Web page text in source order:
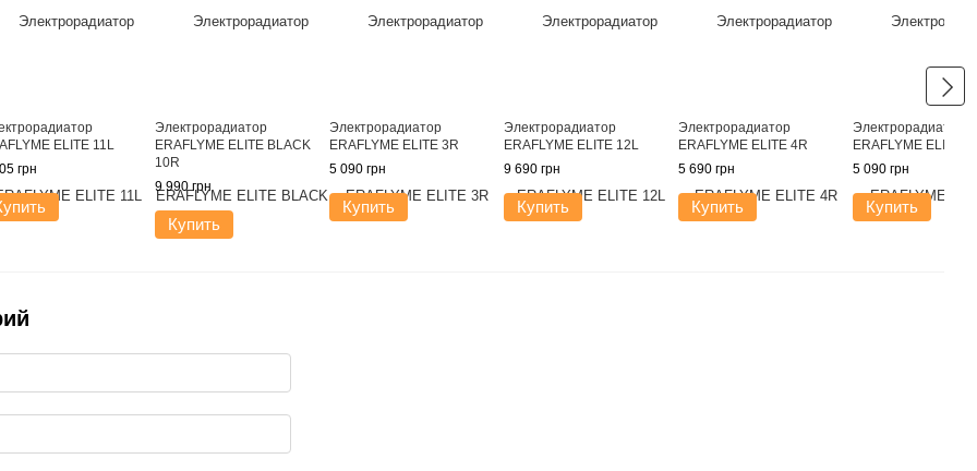
ELITE 11L
грн
Электрорадиатор
ERAFLYME ELITE BLACK
10R
9 990 грн
Купить
Электрорадиатор
ERAFLYME ELITE 3R
5 090 грн
Купить
Электрорадиатор
ERAFLYME ELITE 12L
9 690 грн
Купить
Электрорадиатор
ERAFLYME ELITE 4R
5 690 грн
Купить
Электрорадиатор
ERAFLYME ELITE
5 090 грн
Купить